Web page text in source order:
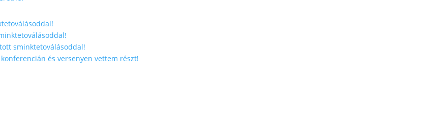
sminktetoválásoddal!
és versenyen vettem részt!